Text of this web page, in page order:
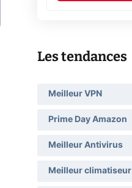
Les tendances
Meilleur VPN
Prime Day Amazon
Meilleur Antivirus
Meilleur climatiseur